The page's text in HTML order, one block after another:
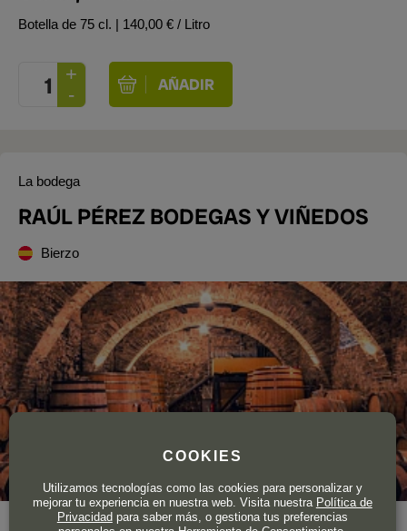
Botella de 75 cl. | 140,00 € / Litro
La bodega
RAÚL PÉREZ BODEGAS Y VIÑEDOS
Bierzo
COOKIES
Utilizamos tecnologías como las cookies para personalizar y
mejorar tu experiencia en nuestra web. Visita nuestra Política de
Privacidadpara saber más, o gestiona tus preferencias